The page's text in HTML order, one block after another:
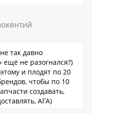
так давно
ещё не разогнался?)
и плодят по 20
чтобы по 10
создавать,
АГА)